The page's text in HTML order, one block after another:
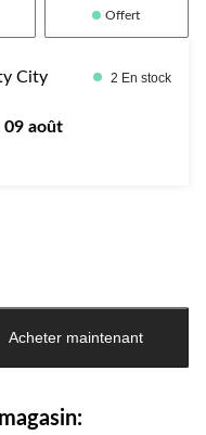
Offert
City 2 En stock
09 août
Acheter maintenant